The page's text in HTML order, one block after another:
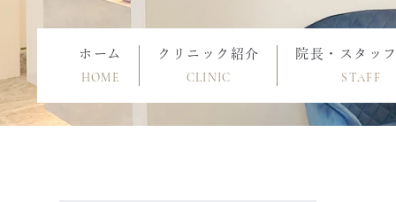
ホーム
HOME
クリニック紹介
CLINIC
院長・スタッ
STAFF